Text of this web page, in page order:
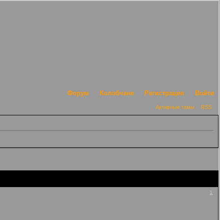
Форум Колобчане Регистрация Войти
Активные темы RSS
1